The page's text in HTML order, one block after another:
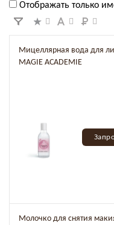
Отображать только
Мицеллярная вода для
MAGIE ACADEMIE
Молочко для снятия